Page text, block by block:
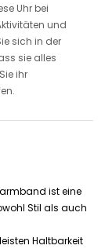
Uhr bei
und
sich in der
sie alles
ihr
ist eine
Stil als auch
Haltbarkeit